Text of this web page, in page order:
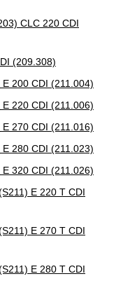
CLC 220 CDI
(209.308)
E 200 CDI (211.004)
E 220 CDI (211.006)
E 270 CDI (211.016)
E 280 CDI (211.023)
E 320 CDI (211.026)
E 220 T CDI
E 270 T CDI
E 280 T CDI